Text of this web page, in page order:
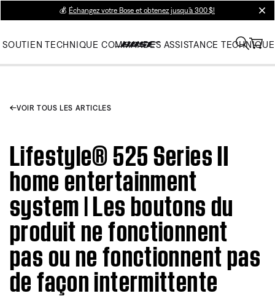
💰 Échangez votre Bose et obtenez jusqu’à 300 $!
SOUTIEN TECHNIQUE COMMANDES ASSISTANCE TECHNIQUE
VOIR TOUS LES ARTICLES
Lifestyle® 525 Series II
home entertainment
system | Les boutons du
produit ne fonctionnent
pas ou ne fonctionnent pas
de façon intermittente